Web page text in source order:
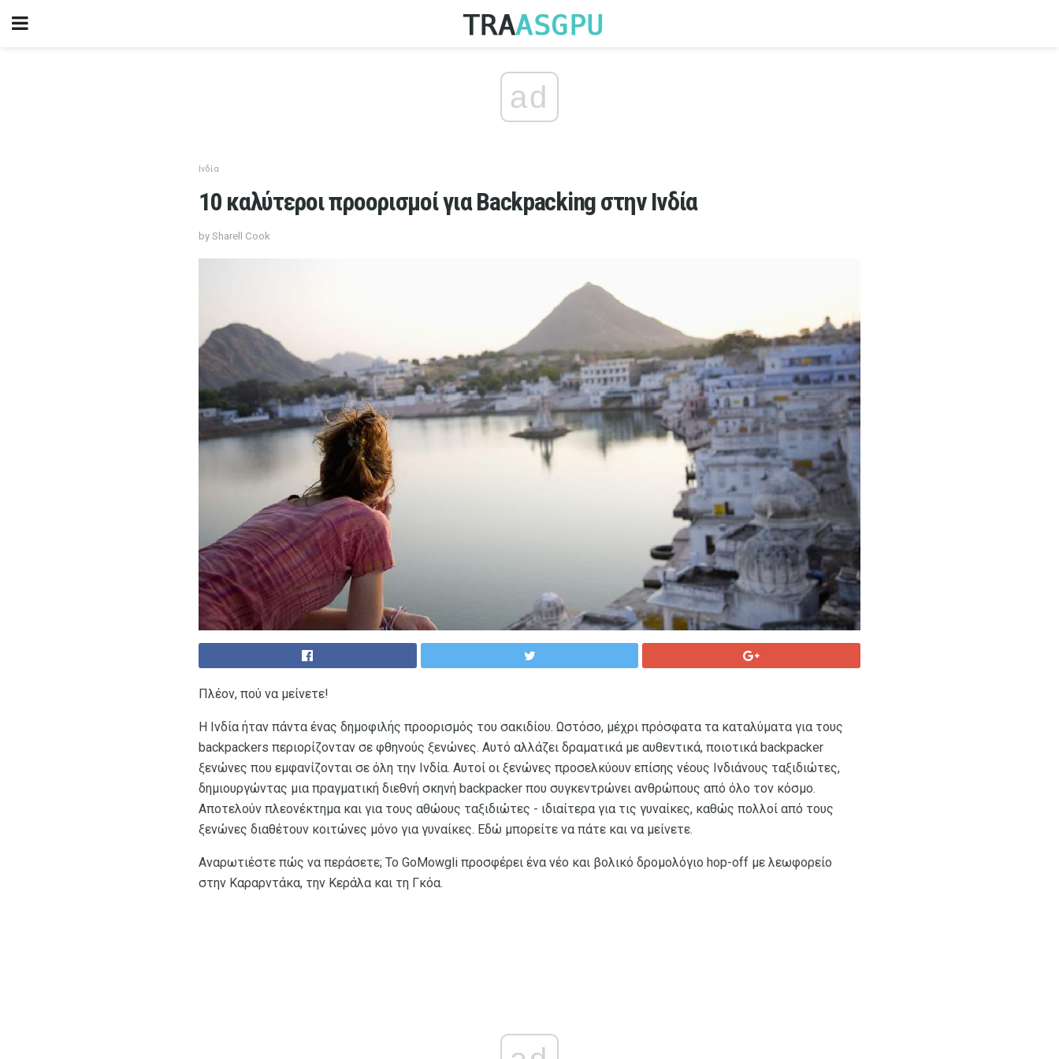
ad
Ινδία
10 καλύτεροι προορισμοί για Backpacking στην Ινδία
by Sharell Cook
Πλέον, πού να μείνετε!
Η Ινδία ήταν πάντα ένας δημοφιλής προορισμός του σακιδίου. Ωστόσο, μέχρι πρόσφατα τα καταλύματα για τους
backpackers περιορίζονταν σε φθηνούς ξενώνες. Αυτό αλλάζει δραματικά με αυθεντικά, ποιοτικά backpacker
ξενώνες που εμφανίζονται σε όλη την Ινδία. Αυτοί οι ξενώνες προσελκύουν επίσης νέους Ινδιάνους ταξιδιώτες,
δημιουργώντας μια πραγματική διεθνή σκηνή backpacker που συγκεντρώνει ανθρώπους από όλο τον κόσμο.
Αποτελούν πλεονέκτημα και για τους αθώους ταξιδιώτες - ιδιαίτερα για τις γυναίκες, καθώς πολλοί από τους
ξενώνες διαθέτουν κοιτώνες μόνο για γυναίκες. Εδώ μπορείτε να πάτε και να μείνετε.
Αναρωτιέστε πώς να περάσετε; Το GoMowgli προσφέρει ένα νέο και βολικό δρομολόγιο hop-off με λεωφορείο
στην Καραρντάκα, την Κεράλα και τη Γκόα.